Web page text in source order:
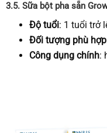
3.5. Sữa bột pha sẵn
Độ tuổi: 1 tuổi trở
Đối tượng phù hợp
Công dụng chính: